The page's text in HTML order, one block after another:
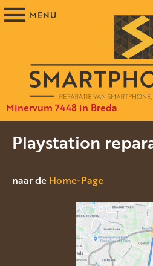
Minervum 7448 in Breda
Playstation
naar de Home-Page